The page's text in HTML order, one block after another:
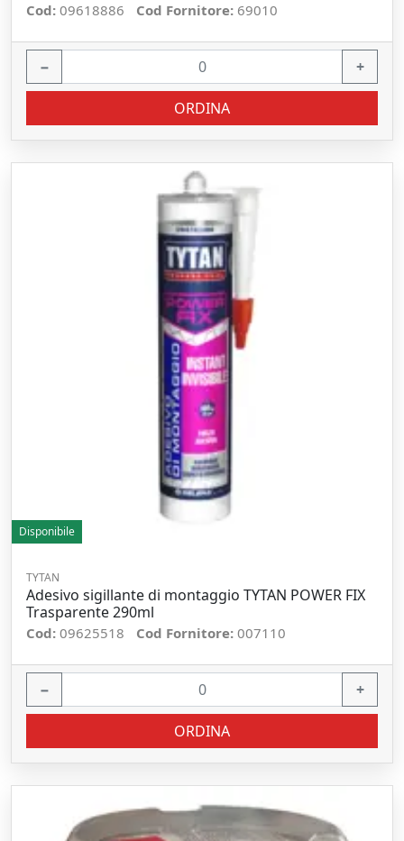
Cod: 09618886 Cod Fornitore: 69010
− +
ORDINA
Disponibile
TYTAN
Adesivo sigillante di montaggio TYTAN POWER FIX
Trasparente 290ml
Cod: 09625518 Cod Fornitore: 007110
− +
ORDINA